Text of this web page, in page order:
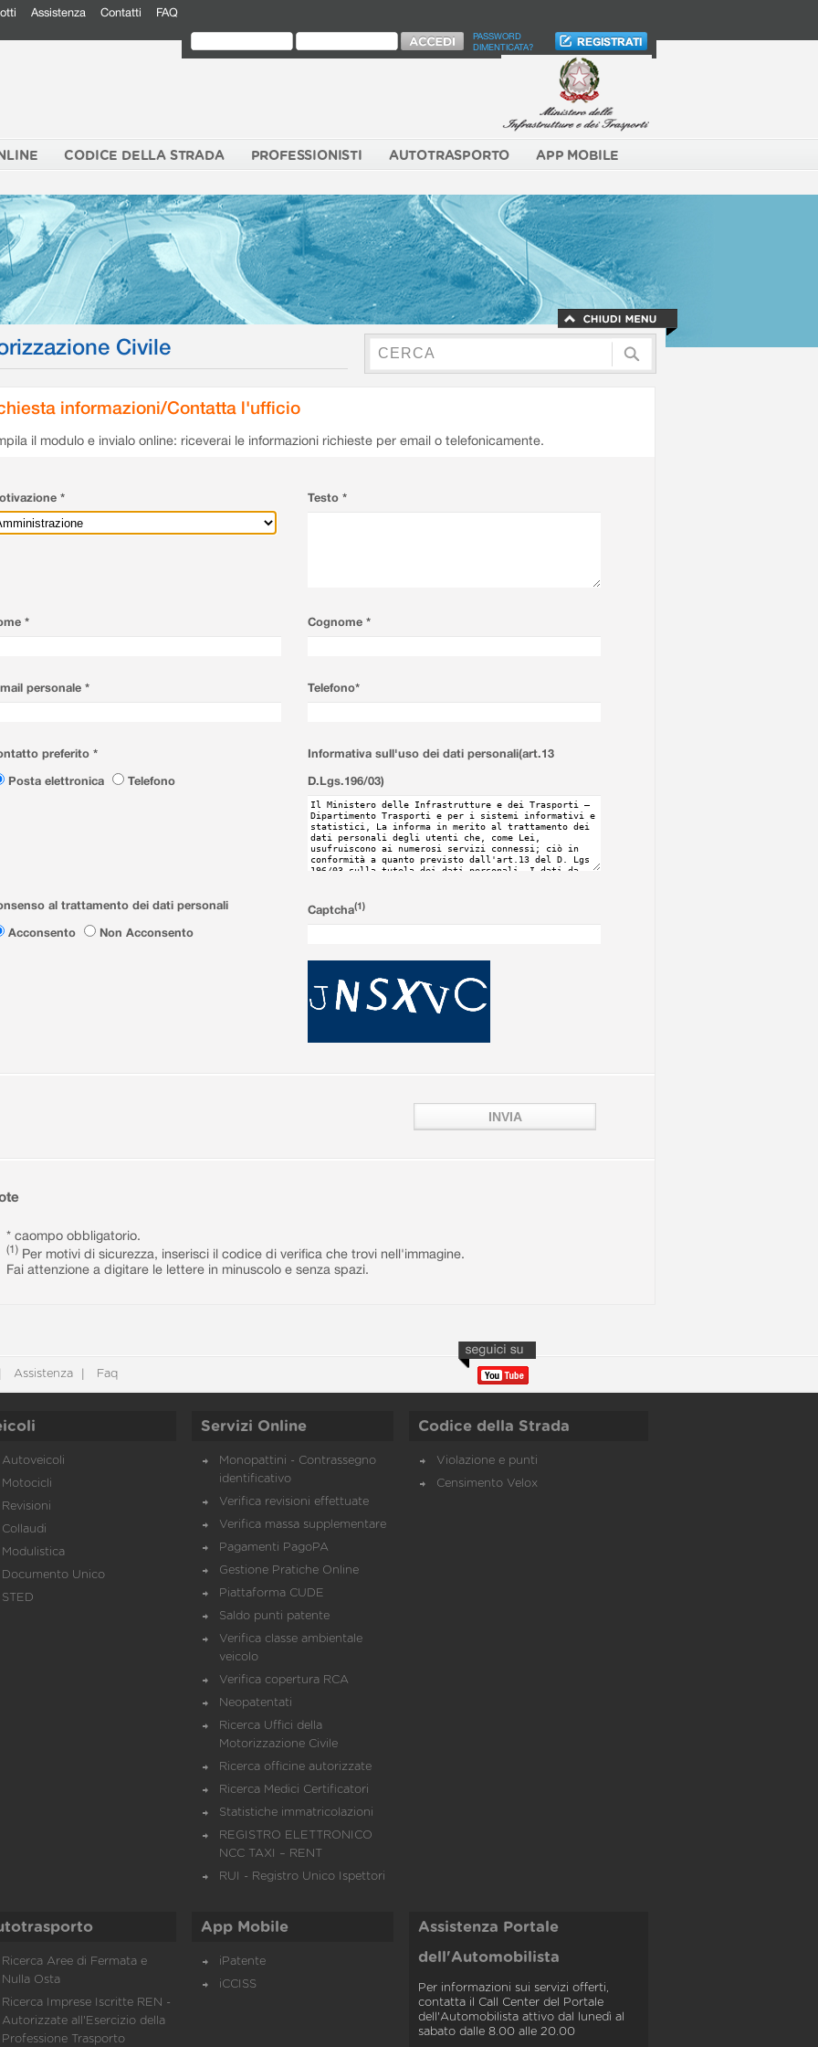
Assistenza Contatti FAQ
PASSWORD
DIMENTICATA?
CODICE DELLA STRADA PROFESSIONISTI AUTOTRASPORTO APP MOBILE
Civile
informazioni/Contatta l'ufficio
il modulo e invialo online: riceverai le informazioni richieste per email o telefonicamente.
* Testo *
* Cognome *
personale * Telefono*
preferito *
Posta elettronica
Telefono
Informativa sull'uso dei dati personali(art.13
D.Lgs.196/03)
al trattamento dei dati personali
Acconsento
Non Acconsento
Captcha(1)
* caompo obbligatorio.
(1) Per motivi di sicurezza, inserisci il codice di verifica che trovi nell'immagine.
Fai attenzione a digitare le lettere in minuscolo e senza spazi.
Assistenza Faq
Autoveicoli
Motocicli
Revisioni
Collaudi
Modulistica
Documento Unico
STED
Servizi Online
Monopattini - Contrassegno
identificativo
Verifica revisioni effettuate
Verifica massa supplementare
Pagamenti PagoPA
Gestione Pratiche Online
Piattaforma CUDE
Saldo punti patente
Verifica classe ambientale
veicolo
Verifica copertura RCA
Neopatentati
Ricerca Uffici della
Motorizzazione Civile
Ricerca officine autorizzate
Ricerca Medici Certificatori
Statistiche immatricolazioni
REGISTRO ELETTRONICO
NCC TAXI – RENT
RUI - Registro Unico Ispettori
Codice della Strada
Violazione e punti
Censimento Velox
Ricerca Aree di Fermata e
Nulla Osta
Ricerca Imprese Iscritte REN -
Autorizzate all'Esercizio della
Professione Trasporto
App Mobile
iPatente
iCCISS
Assistenza Portale
dell'Automobilista
Per informazioni sui servizi offerti,
contatta il Call Center del Portale
dell'Automobilista attivo dal lunedì al
sabato dalle 8.00 alle 20.00